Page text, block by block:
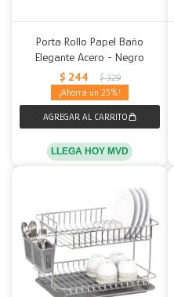
Porta Rollo Papel Baño
Elegante Acero - Negro
$ 244 $ 329
25
LLEGA HOY MVD